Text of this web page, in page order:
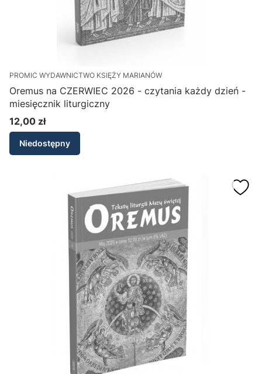
PROMIC WYDAWNICTWO KSIĘŻY MARIANÓW
Oremus na CZERWIEC 2026 - czytania każdy dzień -
miesięcznik liturgiczny
Cena
12,00 zł
Niedostępny